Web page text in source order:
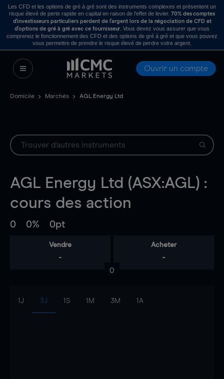
Les CFD et les options de gré à gré sont des instruments complexes et présentent un
risque élevé de perte rapide en capital en raison de l’effet de levier. 70% des comptes
d’investisseurs particuliers perdent de l’argent lors de la négociation de CFD et
d’options de gré à gré avec ce fournisseur . Vous devez vous assurer que vous
comprenez le fonctionnement des CFD et des options de gré à gré et que vous pouvez
vous permettre de prendre le risque élevé de perdre votre argent.
Ouvrir un compte
Domicile Marchés AGL Energy Ltd
AGL Energy Ltd (ASX:AGL) :
cours des action
0 0% 0pt
Vendre
-
Acheter
-
0
1J 3J 1S 1M 3M 1A